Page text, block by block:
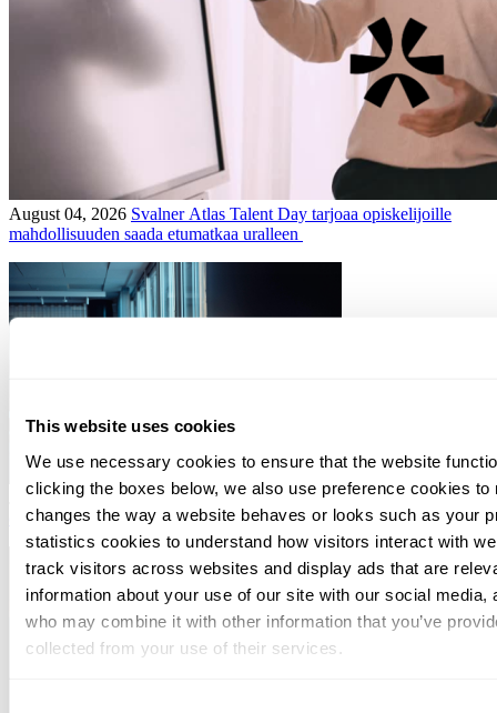
This website uses cookies
We use necessary cookies to ensure that the website
clicking the boxes below, we also use preference cookies
changes the way a website behaves or looks such as your
statistics cookies to understand how visitors interact with
track visitors across websites and display ads that are
information about your use of our site with our social
who may combine it with other information that you’ve
collected from your use of their services.
August 04, 2026 Svalner Atlas Talent Day tarjoaa opiskelijoille
mahdollisuuden saada etumatkaa uralleen
July 16, 2026Yritysjärjestelyt: mitä uutta lainvalmistelussa ja
oikeuskäytännössä?